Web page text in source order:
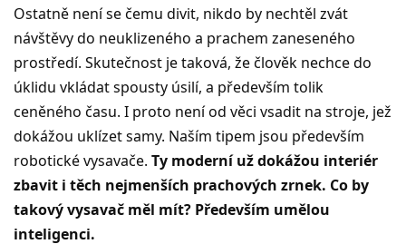
Ostatně není se čemu divit, nikdo by nechtěl zvát
návštěvy do neuklizeného a prachem zaneseného
prostředí. Skutečnost je taková, že člověk nechce do
úklidu vkládat spousty úsilí, a především tolik
ceněného času. I proto není od věci vsadit na stroje, jež
dokážou uklízet samy. Naším tipem jsou především
robotické vysavače. Ty moderní už dokážou interiér
zbavit i těch nejmenších prachových zrnek. Co by
takový vysavač měl mít? Především umělou
inteligenci.